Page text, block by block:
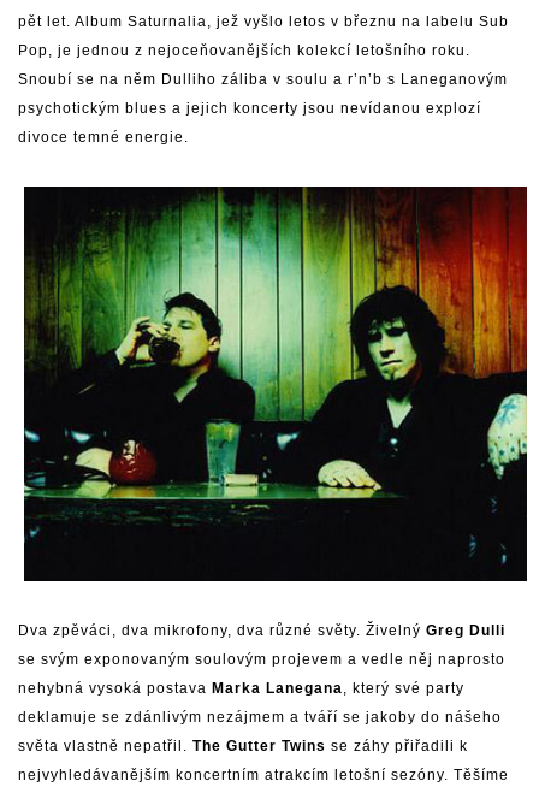
pět let. Album Saturnalia, jež vyšlo letos v březnu na labelu Sub
Pop, je jednou z nejoceňovanějších kolekcí letošního roku.
Snoubí se na něm Dulliho záliba v soulu a r’n’b s Laneganovým
psychotickým blues a jejich koncerty jsou nevídanou explozí
divoce temné energie.
Dva zpěváci, dva mikrofony, dva různé světy. Živelný Greg Dulli
se svým exponovaným soulovým projevem a vedle něj naprosto
nehybná vysoká postava Marka Lanegana
, který své party
deklamuje se zdánlivým nezájmem a tváří se jakoby do nášeho
světa vlastně nepatřil. The Gutter Twins se záhy přiřadili k
nejvyhledávanějším koncertním atrakcím letošní sezóny. Těšíme